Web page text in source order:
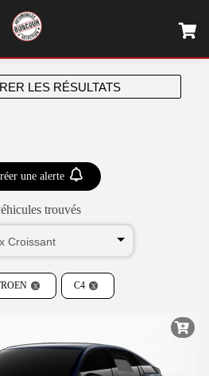
LES RÉSULTATS
trouvés
une alerte
C4